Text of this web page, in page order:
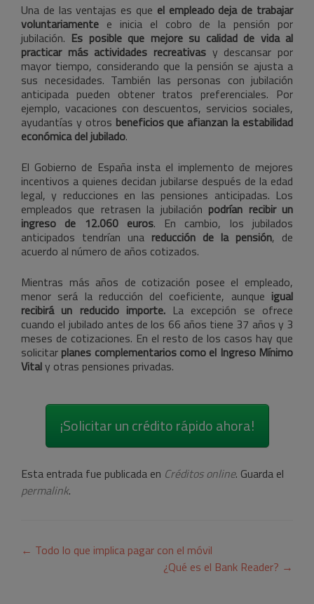
Una de las ventajas es que el empleado deja de trabajar
voluntariamente e inicia el cobro de la pensión por
jubilación. Es posible que mejore su calidad de vida al
practicar más actividades recreativas y descansar por
mayor tiempo, considerando que la pensión se ajusta a
sus necesidades. También las personas con jubilación
anticipada pueden obtener tratos preferenciales. Por
ejemplo, vacaciones con descuentos, servicios sociales,
ayudantías y otros beneficios que afianzan la estabilidad
económica del jubilado.
El Gobierno de España insta el implemento de mejores
incentivos a quienes decidan jubilarse después de la edad
legal, y reducciones en las pensiones anticipadas. Los
empleados que retrasen la jubilación podrían recibir un
ingreso de 12.060 euros. En cambio, los jubilados
anticipados tendrían una reducción de la pensión, de
acuerdo al número de años cotizados.
Mientras más años de cotización posee el empleado,
menor será la reducción del coeficiente, aunque igual
recibirá un reducido importe. La excepción se ofrece
cuando el jubilado antes de los 66 años tiene 37 años y 3
meses de cotizaciones. En el resto de los casos hay que
solicitar planes complementarios como el Ingreso Mínimo
Vitaly otras pensiones privadas.
¡Solicitar un crédito rápido ahora!
Esta entrada fue publicada en Créditos online. Guarda el
permalink.
Navegación
← Todo lo que implica pagar con el móvil
¿Qué es el Bank Reader? →